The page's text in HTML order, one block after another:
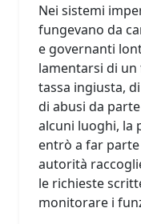
Nei sistemi
fungevano da
e governanti
lamentarsi di
tassa ingiusta,
di abusi da
alcuni luoghi, la
entrò a far
autorità
le richieste
monitorare i